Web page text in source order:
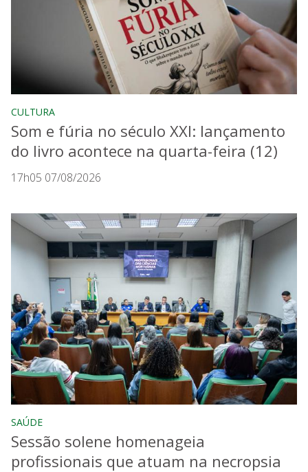
CULTURA
Som e fúria no século XXI: lançamento
do livro acontece na quarta-feira (12)
17h05 07/08/2026
SAÚDE
Sessão solene homenageia
profissionais que atuam na necropsia